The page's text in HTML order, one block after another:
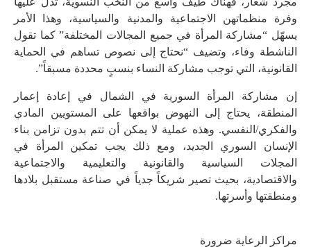
وفرة منظماتهن الاجتماعية والمدنية والسياسية، وهذا الأمر
يسهّل “مشاركة المرأة في جميع المجالات المختلفة” كما تقول
الناشطة وفاء، وتضيف “نحتاج إلى نصوص تساهم في الحماية
القانونية، التي توجب مشاركة النساء بنسبٍ محددة مسبقاً”.
إن مشاركة المرأة السورية في الشمال في إعادة إعمار
المنطقة، يحتاج إلى النهوض بواقعها على المستويين المادي
والفكري/النفسي. وهذه عملية لا يمكن أن تتم بدون تزامن بناء
الإنسان السوري الجديد، ومع ذلك يجب تمكين المرأة في
المجلات السياسية والقانونية والتعليمية والاجتماعية
والاقتصادية، بحيث تصير شريكاً جدياً في صناعة مستقبل بلادها
ومنطقتها وأسرتها.
مراكز الرعاية ضرورة